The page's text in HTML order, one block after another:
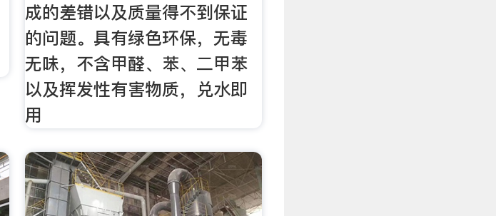
成的差错以及质量得不到保证
的问题。具有绿色环保，无毒
无味，不含甲醛、苯、二甲苯
以及挥发性有害物质，兑水即
用